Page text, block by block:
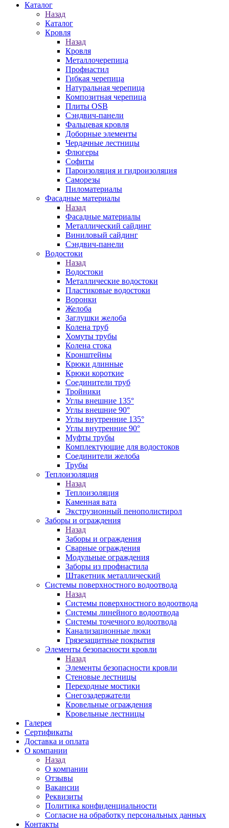
Каталог
Назад
Каталог
Кровля
Назад
Кровля
Металлочерепица
Профнастил
Гибкая черепица
Натуральная черепица
Композитная черепица
Плиты OSB
Сэндвич-панели
Фальцевая кровля
Доборные элементы
Чердачные лестницы
Флюгеры
Софиты
Пароизоляция и гидроизоляция
Саморезы
Пиломатериалы
Фасадные материалы
Назад
Фасадные материалы
Металлический сайдинг
Виниловый сайдинг
Сэндвич-панели
Водостоки
Назад
Водостоки
Металлические водостоки
Пластиковые водостоки
Воронки
Желоба
Заглушки желоба
Колена труб
Хомуты трубы
Колена стока
Кронштейны
Крюки длинные
Крюки короткие
Соединители труб
Тройники
Углы внешние 135°
Углы внешние 90°
Углы внутренние 135°
Углы внутренние 90°
Муфты трубы
Комплектующие для водостоков
Соединители желоба
Трубы
Теплоизоляция
Назад
Теплоизоляция
Каменная вата
Экструзионный пенополистирол
Заборы и ограждения
Назад
Заборы и ограждения
Сварные ограждения
Модульные ограждения
Заборы из профнастила
Штакетник металлический
Системы поверхностного водоотвода
Назад
Системы поверхностного водоотвода
Системы линейного водоотвода
Системы точечного водоотвода
Канализационные люки
Грязезащитные покрытия
Элементы безопасности кровли
Назад
Элементы безопасности кровли
Стеновые лестницы
Переходные мостики
Снегозадержатели
Кровельные ограждения
Кровельные лестницы
Галерея
Сертификаты
Доставка и оплата
О компании
Назад
О компании
Отзывы
Вакансии
Реквизиты
Политика конфиденциальности
Согласие на обработку персональных данных
Контакты